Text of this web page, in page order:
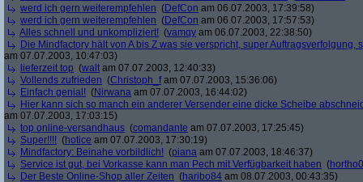
werd ich gern weiterempfehlen (DefCon am 06.07.2003, 17:39:58)
werd ich gern weiterempfehlen (DefCon am 06.07.2003, 17:57:53)
Alles schnell und unkompliziert! (vamqy am 06.07.2003, 22:38:50)
Die Mindfactory hält von A bis Z was sie verspricht, super Auftragsverfolgung,
am 07.07.2003, 10:47:03)
lieferzeit top (walt am 07.07.2003, 12:40:33)
Vollends zufrieden (Christoph_fam 07.07.2003, 15:36:06)
Einfach genial! (Nirwana am 07.07.2003, 16:44:02)
Hier kann sich so manch ein anderer Versender eine dicke Scheibe
am 07.07.2003, 17:03:15)
top online-versandhaus (comandante am 07.07.2003, 17:25:45)
Super!!!! (hotice am 07.07.2003, 17:30:19)
Mindfactory: Beinahe vorbildlich! (piana am 07.07.2003, 18:46:37)
Service ist gut, bei Vorkasse kann man Pech mit Verfügbarkeit haben (
Der Beste Online-Shop aller Zeiten (haribo84 am 08.07.2003, 00:43:35)